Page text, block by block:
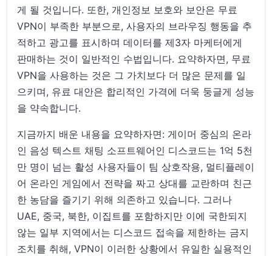
게 될 것입니다. 또한, 개인정보 보호와 보안은 무료
VPN이 부족한 부분으로, 사용자의 브라우징 행동을 추
적하고 광고를 표시하며 데이터를 제3자 마케터에게
판매하는 것이 일반적인 수법입니다. 요약하자면, 무료
VPN을 사용하는 것은 그 가치보다 더 많은 문제를 일
으키며, 유료 대안은 합리적인 가격에 더욱 둥글게 성능
을 약속합니다.
지금까지 배운 내용을 요약하자면: 게이머 중심의 온라
인 음성 텍스트 채팅 소프트웨어인 디스코드는 1억 5천
만 명이 넘는 활성 사용자들이 팀 상호작용, 멀티플레이
어 온라인 게임에서 전략을 짜고 상대를 교란하며 친근
한 농담을 즐기기 위해 의존하고 있습니다. 그러나
UAE, 중국, 북한, 이집트를 포함하지만 이에 국한되지
않는 일부 지역에서는 디스코드 접속을 제한하는 금지
조치를 취해, VPN이 이러한 상황에서 유일한 실용적인